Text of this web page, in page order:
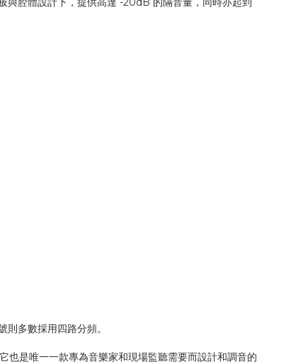
多數採用四路分頻。
是唯一一款專為音樂家和現場監聽需要而設計和調音的